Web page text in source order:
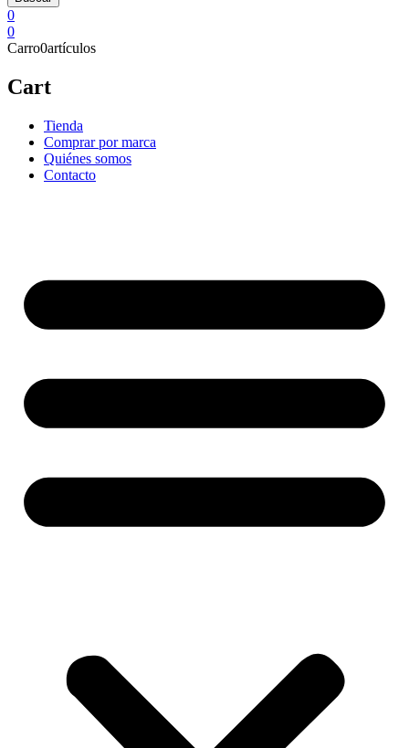
0
0
Carro0artículos
Cart
Tienda
Comprar por marca
Quiénes somos
Contacto